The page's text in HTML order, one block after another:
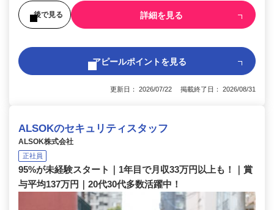
後で見る 詳細を見る
アピールポイントを見る
更新日： 2026/07/22 掲載終了日： 2026/08/31
ALSOKのセキュリティスタッフ
ALSOK株式会社
正社員
95%が未経験スタート｜1年目で月収33万円以上も！｜賞
与平均137万円｜20代30代多数活躍中！